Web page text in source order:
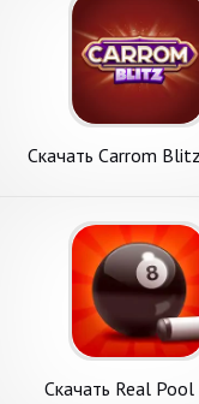
Скачать Carrom
на Андроид
Скачать Real Pool